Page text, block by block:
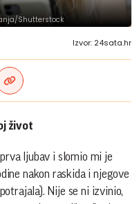
Shutterstock
Izvor: 24sata.hr
život
ljubav i slomio mi je
nakon raskida i njegove
Nije se ni izvinio,